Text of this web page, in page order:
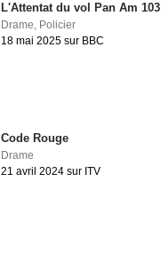
L'Attentat du vol Pan Am 103
Drame, Policier
18 mai 2025 sur BBC
Code Rouge
Drame
21 avril 2024 sur ITV